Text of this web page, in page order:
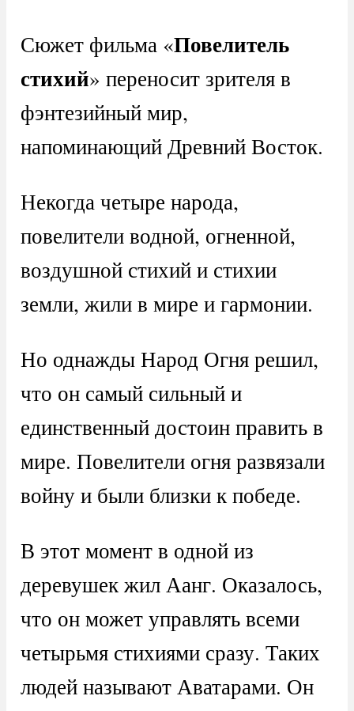
Сюжет фильма «Повелитель
стихий» переносит зрителя в
фэнтезийный мир,
напоминающий Древний Восток.
Некогда четыре народа,
повелители водной, огненной,
воздушной стихий и стихии
земли, жили в мире и гармонии.
Но однажды Народ Огня решил,
что он самый сильный и
единственный достоин править в
мире. Повелители огня развязали
войну и были близки к победе.
В этот момент в одной из
деревушек жил Аанг. Оказалось,
что он может управлять всеми
четырьмя стихиями сразу. Таких
людей называют Аватарами. Он